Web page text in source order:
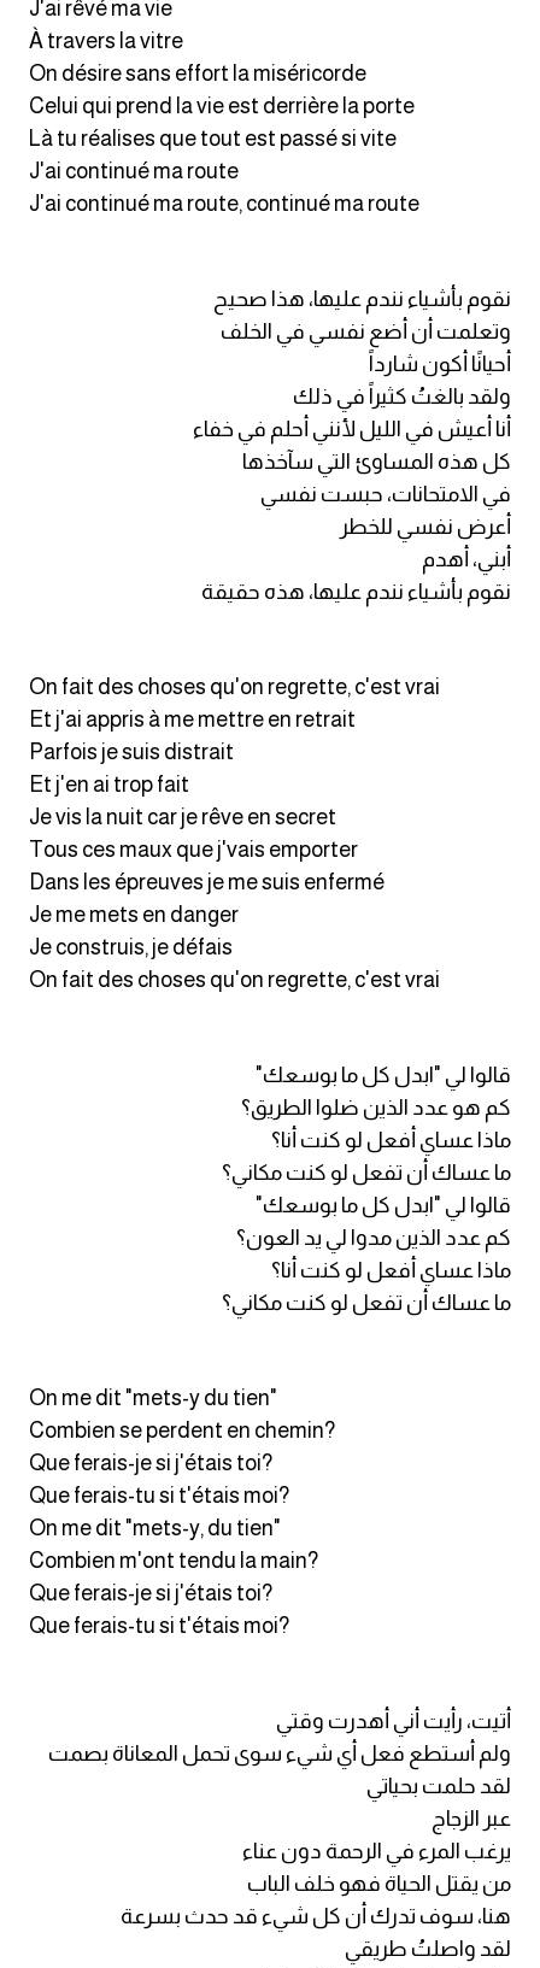
J'ai rêvé ma vie
À travers la vitre
On désire sans effort la miséricorde
Celui qui prend la vie est derrière la porte
Là tu réalises que tout est passé si vite
J'ai continué ma route
J'ai continué ma route, continué ma route
نقوم بأشياء نندم عليها، هذا صحيح
وتعلمت أن أضع نفسي في الخلف
أحيانًا أكون شارداً
ولقد بالغتُ كثيراً في ذلك
أنا أعيش في الليل لأنني أحلم في خفاء
كل هذه المساوئ التي سآخذها
في الامتحانات، حبست نفسي
أعرض نفسي للخطر
أبني، أهدم
نقوم بأشياء نندم عليها، هذه حقيقة
On fait des choses qu'on regrette, c'est vrai
Et j'ai appris à me mettre en retrait
Parfois je suis distrait
Et j'en ai trop fait
Je vis la nuit car je rêve en secret
Tous ces maux que j'vais emporter
Dans les épreuves je me suis enfermé
Je me mets en danger
Je construis, je défais
On fait des choses qu'on regrette, c'est vrai
قالوا لي "ابدل كل ما بوسعك"
كم هو عدد الذين ضلوا الطريق؟
ماذا عساي أفعل لو كنت أنا؟
ما عساك أن تفعل لو كنت مكاني؟
قالوا لي "ابدل كل ما بوسعك"
كم عدد الذين مدوا لي يد العون؟
ماذا عساي أفعل لو كنت أنا؟
ما عساك أن تفعل لو كنت مكاني؟
On me dit "mets-y du tien"
Combien se perdent en chemin?
Que ferais-je si j'étais toi?
Que ferais-tu si t'étais moi?
On me dit "mets-y, du tien"
Combien m'ont tendu la main?
Que ferais-je si j'étais toi?
Que ferais-tu si t'étais moi?
أتيت، رأيت أني أهدرت وقتي
ولم أستطع فعل أي شيء سوى تحمل المعاناة بصمت
لقد حلمت بحياتي
عبر الزجاج
يرغب المرء في الرحمة دون عناء
من يقتل الحياة فهو خلف الباب
هنا، سوف تدرك أن كل شيء قد حدث بسرعة
لقد واصلتُ طريقي